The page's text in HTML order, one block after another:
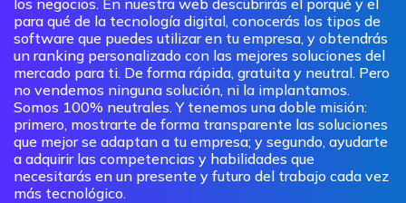
para qué de la tecnología digital, conocerás los tipos de
software que puedes utilizar en tu empresa, y obtendrás
un ranking personalizado con las mejores soluciones del
mercado para ti. De forma rápida, gratuita y neutral. Pero
no vendemos ninguna solución, ni la implantamos.
Somos 100% neutrales. Y tenemos una doble misión:
primero, mostrarte de forma transparente las soluciones
que mejor se adaptan a tu empresa; y segundo, ayudarte
a adquirir las competencias y habilidades que
necesitarás en un presente y futuro del trabajo cada vez
más tecnológico.